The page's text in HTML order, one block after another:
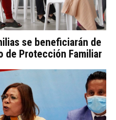
se beneficiarán de
de Protección Familiar